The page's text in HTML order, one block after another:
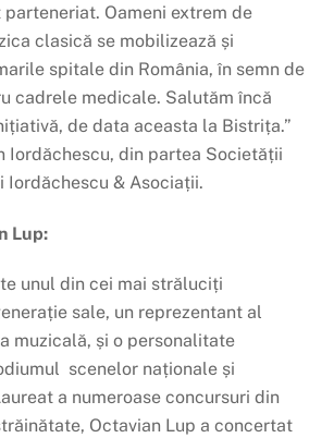
Oameni extrem de
clasică se mobilizează și
spitale din România, în semn de
cadrele medicale. Salutăm încă
de data aceasta la Bistrița.”
Iordăchescu, din partea Societății
Iordăchescu & Asociații.
Lup:
unul din cei mai străluciți
sale, un reprezentant al
muzicală, și o personalitate
scenelor naționale și
a numeroase concursuri din
Octavian Lup a concertat